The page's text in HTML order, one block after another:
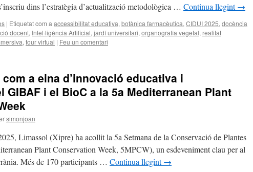
dins l’estratègia d’actualització metodològica … Continua llegint→
| Etiquetat com a accessibilitat educativa, botànica farmacèutica, CIDUI 2025, docència
docent, Intel·ligència Artificial, jardí universitari, organografia vegetal, realitat
, tour virtual | Feu un comentari
a eina d’innovació educativa i
GIBAF i el BioC a la 5a Mediterranean Plant
simonjoan
Limassol (Xipre) ha acollit la 5a Setmana de la Conservació de Plantes
Plant Conservation Week, 5MPCW), un esdeveniment clau per al
Més de 170 participants … Continua llegint→